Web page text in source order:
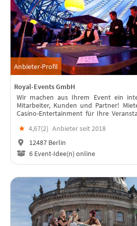
Anbieter-Profil
Royal-Events GmbH
Wir machen aus Ihrem Event ein
Mitarbeiter, Kunden und Partner!
Casino-Entertainment für Ihre
eintauchen.
★ 4,67(2) Anbieter seit 2018
12487 Berlin
6 Event-Idee(n) online